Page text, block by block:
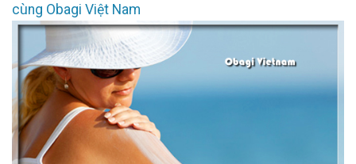
cùng Obagi Việt Nam